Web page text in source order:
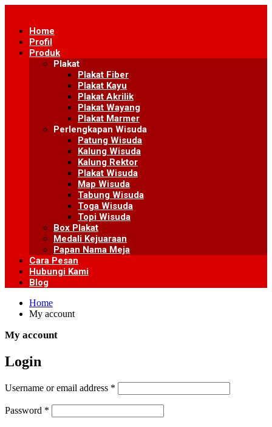
contentHome
Profil
Produk
Plakat
Plakat Fiber
Plakat Kayu
Plakat Akrilik
Plakat Wayang
Plakat Marmer
Perlengkapan Wisuda
Patung Wisuda
Kalung Wisuda
Kalung Rektor
Plakat Wisuda
Map Wisuda
Tabung Wisuda
Toga Wisuda
Topi Wisuda
Box Plakat
Medali Kejuaraan
Papan Nama Meja
Cara Pesan
Hubungi Kami
Blog
Home
My account
My account
Login
Username or email address *
Password *